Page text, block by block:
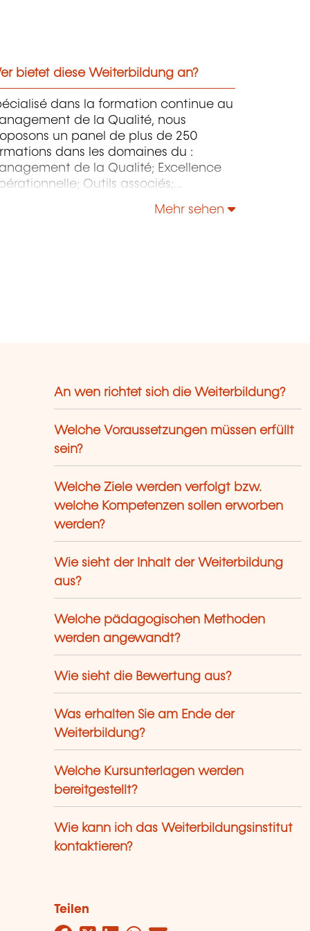
bietet diese Weiterbildung an?
dans la formation continue au
de la Qualité, nous
un panel de plus de 250
dans les domaines du :
de la Qualité; Excellence
Outils associés;
Sociétale – Énergie;
Mehr sehen
An wen richtet sich die Weiterbildung?
Welche Voraussetzungen müssen erfüllt
sein?
Welche Ziele werden verfolgt bzw.
welche Kompetenzen sollen erworben
werden?
Wie sieht der Inhalt der Weiterbildung
aus?
Welche pädagogischen Methoden
werden angewandt?
Wie sieht die Bewertung aus?
Was erhalten Sie am Ende der
Weiterbildung?
Welche Kursunterlagen werden
bereitgestellt?
Wie kann ich das Weiterbildungsinstitut
kontaktieren?
Teilen